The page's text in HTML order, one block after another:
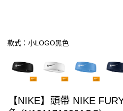
款式：小LOGO黑色
【NIKE】頭帶 NIKE